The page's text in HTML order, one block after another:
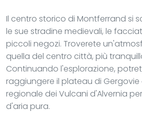
Il centro storico di Montferrand si
le sue stradine medievali, le
piccoli negozi. Troverete
quella del centro città, più
Continuando l'esplorazione,
raggiungere il plateau di
regionale dei Vulcani d'Alvernia
d'aria pura.